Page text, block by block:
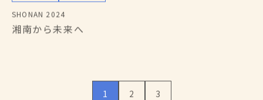
SHONAN 2024
湘南から未来へ
1 2 3